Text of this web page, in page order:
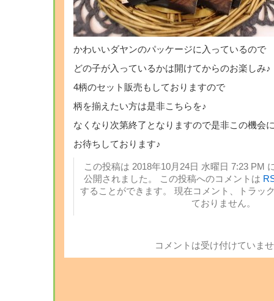
かわいいダヤンのパッケージに入っているので
どの子が入っているかは開けてからのお楽しみ♪
4柄のセット販売もしておりますので
柄を揃えたい方は是非こちらを♪
なくなり次第終了となりますので是非この機会
お待ちしております♪
この投稿は 2018年10月24日 水曜日 7:23 PM
公開されました。 この投稿へのコメントは
することができます。 現在コメント、トラッ
ておりません。
コメントは受け付けていま